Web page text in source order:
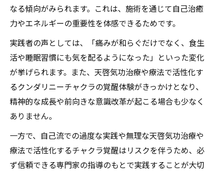
なる傾向がみられます。これは、施術を通じて自己治癒
力やエネルギーの重要性を体感できるためです。
実践者の声としては、「痛みが和らぐだけでなく、食生
活や睡眠習慣にも気を配るようになった」といった変化
が挙げられます。また、天啓気功治療や療法で活性化す
るクンダリニーチャクラの覚醒体験がきっかけとなり、
精神的な成長や前向きな意識改革が起こる場合も少なく
ありません。
一方で、自己流での過度な実践や無理な天啓気功治療や
療法で活性化するチャクラ覚醒はリスクを伴うため、必
ず信頼できる専門家の指導のもとで実践することが大切